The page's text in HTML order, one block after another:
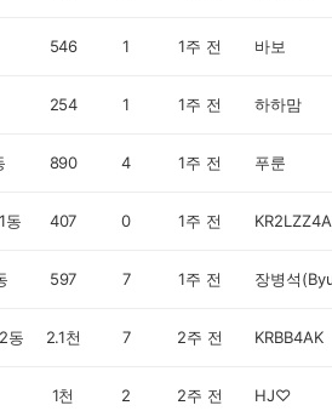
546 1 1주 전 바보
254 1 1주 전 하하맘
890 4 1주 전 푸룬
동 407 0 1주 전 KR2LZZ4A
597 7 1주 전
동 2.1천 7 2주 전 KRBB4AK
1천 2 2주 전 HJ♡